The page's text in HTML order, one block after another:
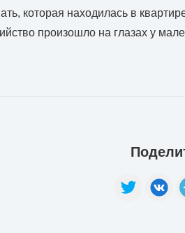
которая находилась в
произошло на глазах у